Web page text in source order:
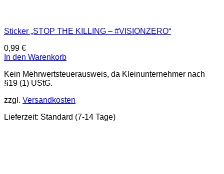
Sticker „STOP THE KILLING – #VISIONZERO“
0,99 €
In den Warenkorb
Kein Mehrwertsteuerausweis, da Kleinunternehmer nach
§19 (1) UStG.
zzgl. Versandkosten
Lieferzeit: Standard (7-14 Tage)